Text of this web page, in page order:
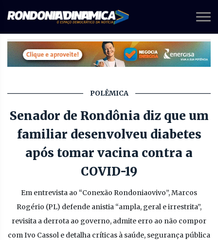
POLÊMICA
Senador de Rondônia diz que um
familiar desenvolveu diabetes
após tomar vacina contra a
COVID-19
Em entrevista ao “Conexão Rondoniaovivo”, Marcos
Rogério (PL) defende anistia “ampla, geral e irrestrita”,
revisita a derrota ao governo, admite erro ao não compor
com Ivo Cassol e detalha críticas à saúde, segurança pública